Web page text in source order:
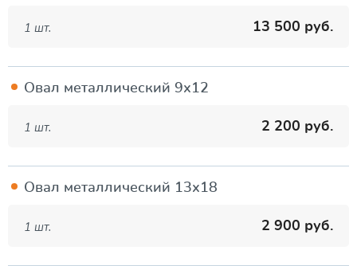
1 шт. 13 500 руб.
Овал металлический 9х12
1 шт. 2 200 руб.
Овал металлический 13х18
1 шт. 2 900 руб.